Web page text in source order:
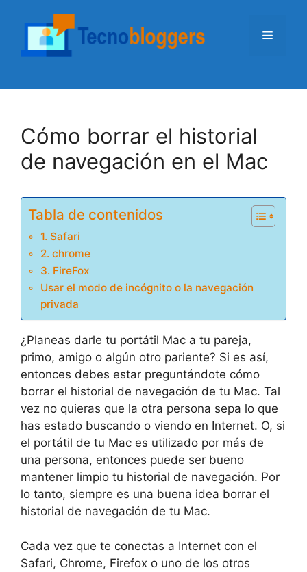
contenido
Menú
Cómo borrar el historial
de navegación en el Mac
Tabla de contenidos
1. Safari
2. chrome
3. FireFox
Usar el modo de incógnito o la navegación
privada
¿Planeas darle tu portátil Mac a tu pareja,
primo, amigo o algún otro pariente? Si es así,
entonces debes estar preguntándote cómo
borrar el historial de navegación de tu Mac. Tal
vez no quieras que la otra persona sepa lo que
has estado buscando o viendo en Internet. O, si
el portátil de tu Mac es utilizado por más de
una persona, entonces puede ser bueno
mantener limpio tu historial de navegación. Por
lo tanto, siempre es una buena idea borrar el
historial de navegación de tu Mac.
Cada vez que te conectas a Internet con el
Safari, Chrome, Firefox o uno de los otros